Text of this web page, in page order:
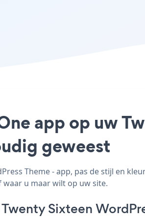
app op uw
geweest
Theme - app, pas de stijl en
u maar wilt op uw site.
Sixteen